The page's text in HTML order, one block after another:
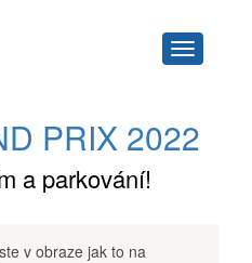
Navigace
PRIX 2022
a parkování!
v obraze jak to na